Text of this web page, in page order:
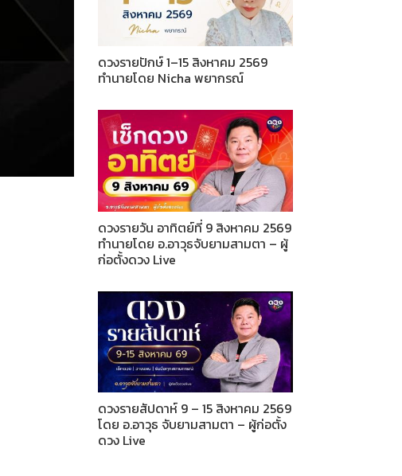
ดวงรายปักษ์ 1–15 สิงหาคม 2569
ทำนายโดย Nicha พยากรณ์
ดวงรายวัน อาทิตย์ที่ 9 สิงหาคม 2569
ทำนายโดย อ.อาวุธจับยามสามตา – ผู้
ก่อตั้งดวง Live
ดวงรายสัปดาห์ 9 – 15 สิงหาคม 2569
โดย อ.อาวุธ จับยามสามตา – ผู้ก่อตั้ง
ดวง Live